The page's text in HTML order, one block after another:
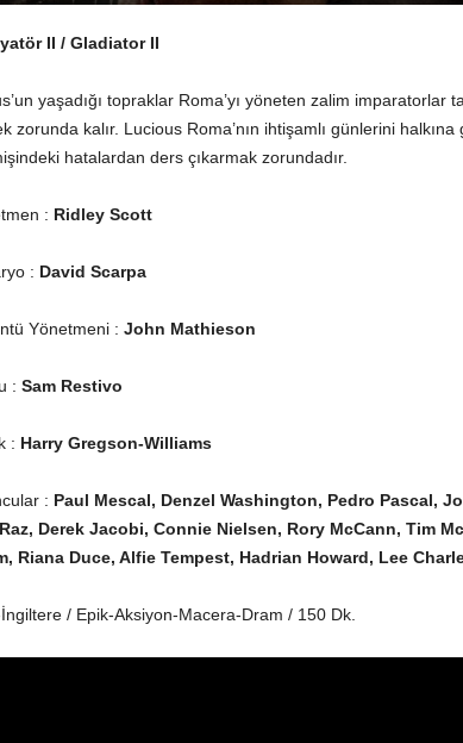
II / Gladiator II
yaşadığı topraklar Roma’yı yöneten zalim imparatorlar
zorunda kalır. Lucious Roma’nın ihtişamlı günlerini
hatalardan ders çıkarmak zorundadır.
: Ridley Scott
: David Scarpa
Yönetmeni : John Mathieson
: Sam Restivo
: Harry Gregson-Williams
: Paul Mescal, Denzel Washington, Pedro Pascal,
Derek Jacobi, Connie Nielsen, Rory McCann, Tim
Riana Duce, Alfie Tempest, Hadrian Howard, Lee
/ Epik-Aksiyon-Macera-Dram / 150 Dk.